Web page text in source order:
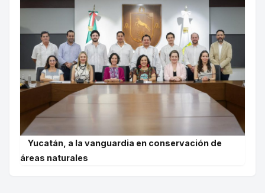
Yucatán, a la vanguardia en conservación de
áreas naturales